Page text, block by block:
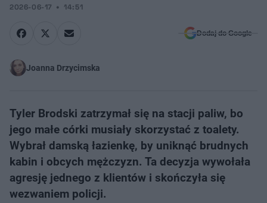
2026-06-17 14:51
Dodaj do Google
Joanna Drzycimska
Tyler Brodski zatrzymał się na stacji paliw, bo
jego małe córki musiały skorzystać z toalety.
Wybrał damską łazienkę, by uniknąć brudnych
kabin i obcych mężczyzn. Ta decyzja wywołała
agresję jednego z klientów i skończyła się
wezwaniem policji.